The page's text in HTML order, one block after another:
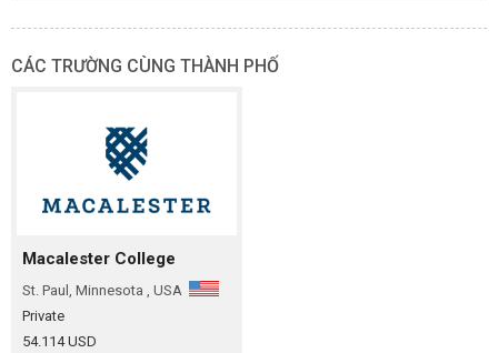
CÁC TRƯỜNG CÙNG THÀNH PHỐ
Macalester College
St. Paul, Minnesota , USA
Private
54.114 USD